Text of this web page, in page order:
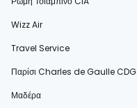
Wizz Air
Travel Service
Παρίσι Charles de Gaulle CDG
Μαδέρα